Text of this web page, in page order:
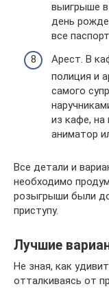
выигрыше
день
все
Арест. В
полиция и
самого
из кафе, на
аниматор
Все детали и
необходимо
розыгрыши были
приступу.
Лучшие
Не зная, как
отталкиваясь от